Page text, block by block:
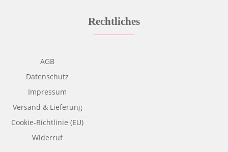
Rechtliches
AGB
Datenschutz
Impressum
Versand & Lieferung
Cookie-Richtlinie (EU)
Widerruf